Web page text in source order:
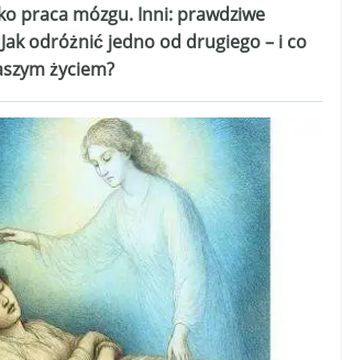
praca mózgu. Inni: prawdziwe
odróżnić jedno od drugiego – i co
życiem?